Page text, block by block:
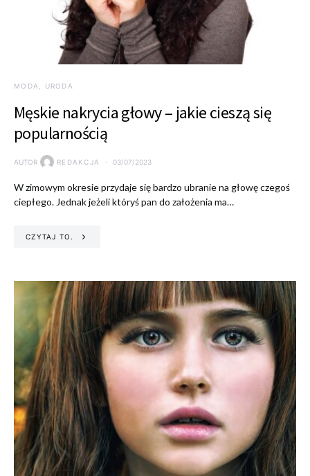
MODA, URODA
Męskie nakrycia głowy – jakie cieszą się
popularnością
AUTOR REDAKCJA 03/07/2023
W zimowym okresie przydaje się bardzo ubranie na głowę czegoś
ciepłego. Jednak jeżeli któryś pan do założenia ma…
CZYTAJ TO.